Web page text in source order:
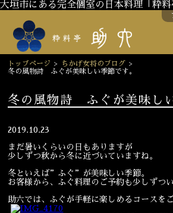
大垣市にある完全個室の日本料理「粋
トップページ > ちかげ女将のブログ >
冬の風物詩 ふぐが美味しい季節です。
冬の風物詩 ふぐが美味し
2019.10.23
まだ暑いくらいの日もありますが
少しずつ秋から冬に近づいていますね。
冬といえば”ふぐ”が美味しい季節。
お客様から、ふぐ料理のご予約も少しずつ
助六では、ふぐが手軽に楽しめるコースを
スタッフ紹介
お部屋のご紹介 会議・
結婚式・披露宴